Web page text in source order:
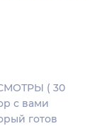
( 30
с вами
готов